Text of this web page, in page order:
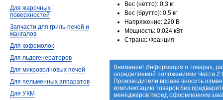
Вес (нетто): 0,3 кг
Вес (брутто): 0,5 кг
Напряжение: 220 В
Мощность: 0,024 кВт
Страна: Франция
Внимание! Информация о товарах,
определяемой положениями Части 2
Производители вправе вносить
комплектацию товаров без
менеджеров перед оформлением
Для жарочных
поверхностей
Запчасти для гриль-печей и
мангалов
Для кофемолок
Для льдогенераторов
Для микроволновых печей
Для пельменных аппаратов
Для УКМ